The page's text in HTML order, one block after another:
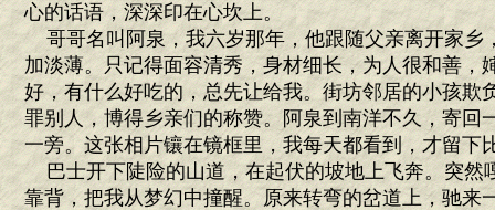
心的话语，深深印在心坎上。
哥哥名叫阿泉，我六岁那年，他跟随父亲离开家乡
加淡薄。只记得面容清秀，身材细长，为人很和善，
好，有什么好吃的，总先让给我。街坊邻居的小孩欺
罪别人，博得乡亲们的称赞。阿泉到南洋不久，寄回
一旁。这张相片镶在镜框里，我每天都看到，才留
巴士开下陡险的山道，在起伏的坡地上飞奔。突然
靠背，把我从梦幻中撞醒。原来转弯的岔道上，驰来